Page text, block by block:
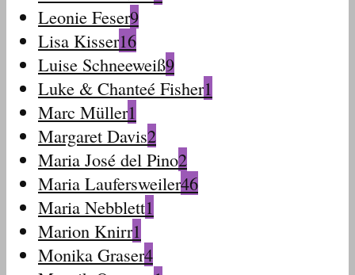
Leonie Feser9
Lisa Kisser16
Luise Schneeweiß9
Luke & Chanteé Fisher1
Marc Müller1
Margaret Davis2
Maria José del Pino2
Maria Laufersweiler46
Maria Nebblett1
Marion Knirr1
Monika Graser4